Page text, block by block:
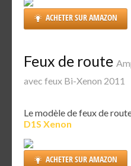
ACHETER SUR AMAZON
Feux de route
avec feux Bi-Xenon 2011
Le modèle de feux de
D1S Xenon
ACHETER SUR AMAZON